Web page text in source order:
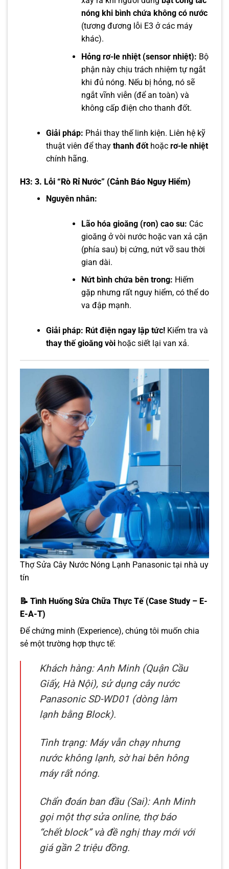
nóng khi bình chứa không có nước
(tương đương lỗi E3 ở các máy
khác).
Hỏng rơ-le nhiệt (sensor nhiệt): Bộ
phận này chịu trách nhiệm tự ngắt
khi đủ nóng. Nếu bị hỏng, nó sẽ
ngắt vĩnh viễn (để an toàn) và
không cấp điện cho thanh đốt.
Giải pháp: Phải thay thế linh kiện. Liên hệ kỹ
thuật viên để thay thanh đốthoặc rơ-le nhiệt
chính hãng.
H3: 3. Lỗi “Rò Rỉ Nước” (Cảnh Báo Nguy Hiểm)
Nguyên nhân:
Lão hóa gioăng (ron) cao su: Các
gioăng ở vòi nước hoặc van xả cặn
(phía sau) bị cứng, nứt vỡ sau thời
gian dài.
Nứt bình chứa bên trong: Hiếm
gặp nhưng rất nguy hiểm, có thể do
va đập mạnh.
Giải pháp: Rút điện ngay lập tức!Kiểm tra và
thay thế gioăng vòihoặc siết lại van xả.
Thợ Sửa Cây Nước Nóng Lạnh Panasonic tại nhà uy
tín
📝 Tình Huống Sửa Chữa Thực Tế (Case Study – E-
E-A-T)
Để chứng minh (Experience), chúng tôi muốn chia
sẻ một trường hợp thực tế:
Khách hàng: Anh Minh (Quận Cầu
Giấy, Hà Nội), sử dụng cây nước
Panasonic SD-WD01 (dòng làm
lạnh bằng Block).
Tình trạng: Máy vẫn chạy nhưng
nước không lạnh, sờ hai bên hông
máy rất nóng.
Chẩn đoán ban đầu (Sai): Anh Minh
gọi một thợ sửa online, thợ báo
“chết block” và đề nghị thay mới với
giá gần 2 triệu đồng.